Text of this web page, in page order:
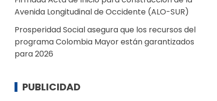
Avenida Longitudinal de Occidente (ALO-SUR)
Prosperidad Social asegura que los recursos del
programa Colombia Mayor están garantizados
para 2026
PUBLICIDAD